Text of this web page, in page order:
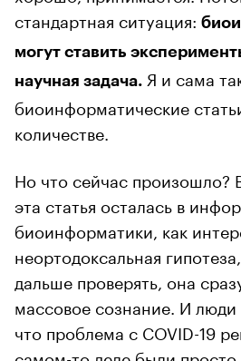
стандартная ситуация:
могут ставить
научная задача. Я и сама
биоинформатические
количестве.
Но что сейчас произошло?
эта статья осталась в
биоинформатики, как
неортодоксальная
дальше проверять, она
массовое сознание. И люди
что проблема с COVID-19